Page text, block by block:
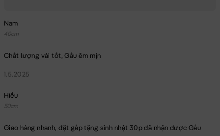
Nam
40cm
Chất lượng vải tốt, Gấu êm mịn
1.5.2025
Hiếu
50cm
Giao hàng nhanh, đặt gấp tặng sinh nhật 30p đã nhận được Gấu